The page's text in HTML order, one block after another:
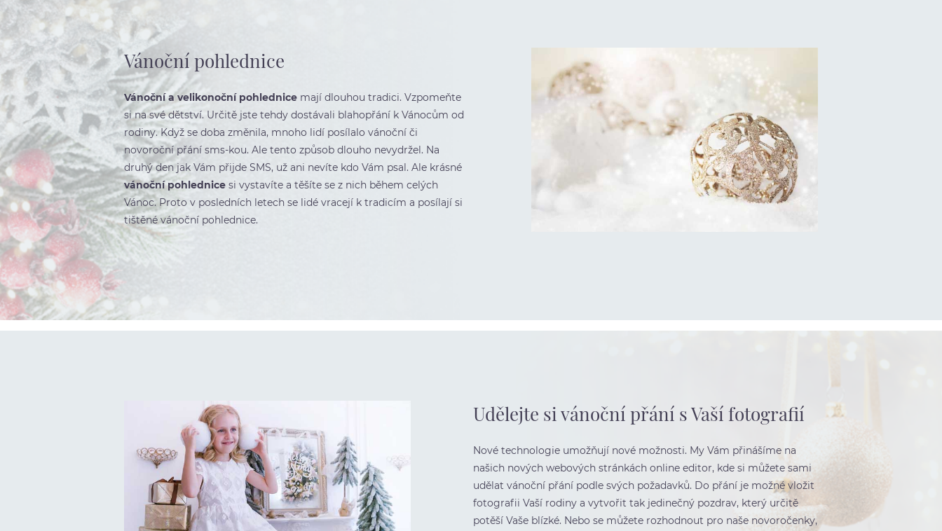
Vánoční pohlednice
Vánoční a velikonoční pohlednice mají dlouhou tradici. Vzpomeňte
si na své dětství. Určitě jste tehdy dostávali blahopřání k Vánocům od
rodiny. Když se doba změnila, mnoho lidí posílalo vánoční či
novoroční přání sms-kou. Ale tento způsob dlouho nevydržel. Na
druhý den jak Vám přijde SMS, už ani nevíte kdo Vám psal. Ale krásné
vánoční pohlednice si vystavíte a těšíte se z nich během celých
Vánoc. Proto v posledních letech se lidé vracejí k tradicím a posílají si
tištěné vánoční pohlednice.
Udělejte si vánoční přání s Vaší fotografií
Nové technologie umožňují nové možnosti. My Vám přinášíme na
našich nových webových stránkách online editor, kde si můžete sami
udělat vánoční přání podle svých požadavků. Do přání je možné vložit
fotografii Vaší rodiny a vytvořit tak jedinečný pozdrav, který určitě
potěší Vaše blízké. Nebo se můžete rozhodnout pro naše novoročenky,